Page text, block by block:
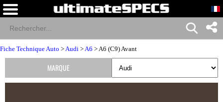
Fiche Technique Auto >Audi >A6 > A6 (C9) Avant
MARQUE